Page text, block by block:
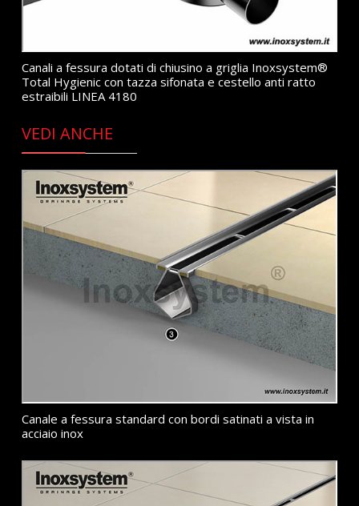
Canali a fessura dotati di chiusino a griglia Inoxsystem®
Total Hygienic con tazza sifonata e cestello anti ratto
estraibili LINEA 4180
VEDI ANCHE
Canale a fessura standard con bordi satinati a vista in
acciaio inox